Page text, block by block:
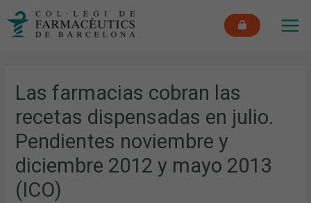
Las farmacias cobran las
recetas dispensadas en julio.
Pendientes noviembre y
diciembre 2012 y mayo 2013
(ICO)